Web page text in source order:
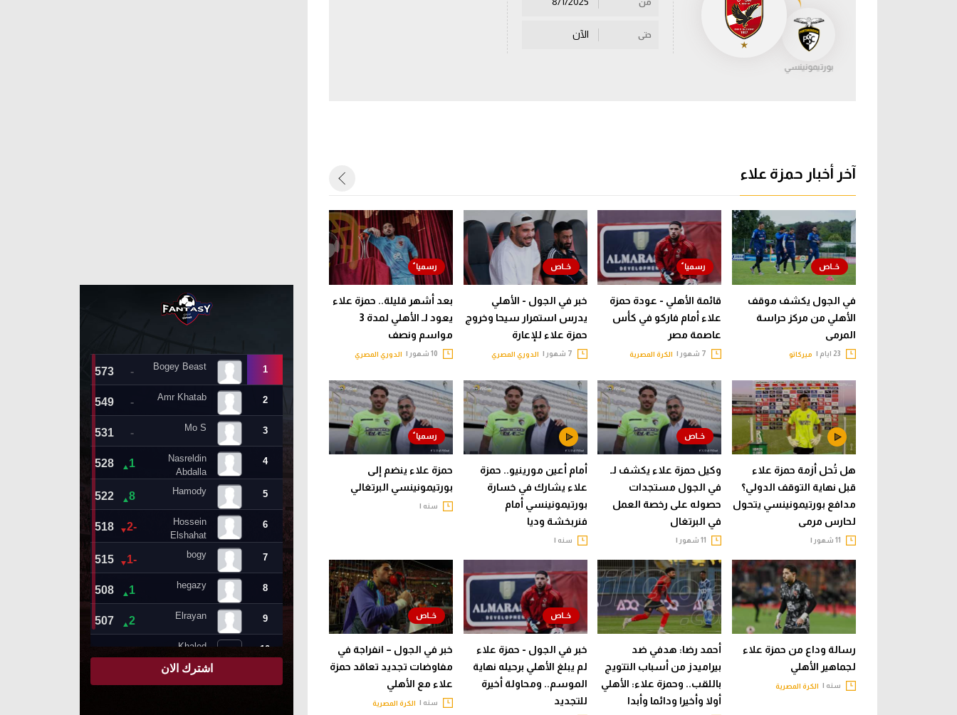
بورتيمونينسي
من
حتى الآن
آخر أخبار حمزة علاء
في الجول يكشف موقف
الأهلي من مركز حراسة
المرمى
ميركاتو
قائمة الأهلي - عودة حمزة
علاء أمام فاركو في كأس
عاصمة مصر
الكرة المصرية
خبر في الجول - الأهلي
يدرس استمرار سيحا وخروج
حمزة علاء للإعارة
الدوري المصري
بعد أشهر قليلة.. حمزة علاء
يعود لـ الأهلي لمدة 3
مواسم ونصف
الدوري المصري
هل تُحل أزمة حمزة علاء
قبل نهاية التوقف الدولي؟
مدافع بورتيمونينسي يتحول
لحارس مرمى
وكيل حمزة علاء يكشف لـ
في الجول مستجدات
حصوله على رخصة العمل
في البرتغال
أمام أعين مورينيو.. حمزة
علاء يشارك في خسارة
بورتيمونينسي أمام
فنربخشة وديا
سنه |
حمزة علاء ينضم إلى
بورتيمونينسي البرتغالي
سنه |
رسالة وداع من حمزة علاء
لجماهير الأهلي
سنه | الكرة المصرية
أحمد رضا: هدفي ضد
بيراميدز من أسباب التتويج
باللقب.. وحمزة علاء: الأهلي
أولا وأخيرا ودائما وأبدا
خبر في الجول - حمزة علاء
لم يبلغ الأهلي برحيله نهاية
الموسم.. ومحاولة أخيرة
للتجديد
خبر في الجول – انفراجة في
مفاوضات تجديد تعاقد حمزة
علاء مع الأهلي
سنه | الكرة المصرية